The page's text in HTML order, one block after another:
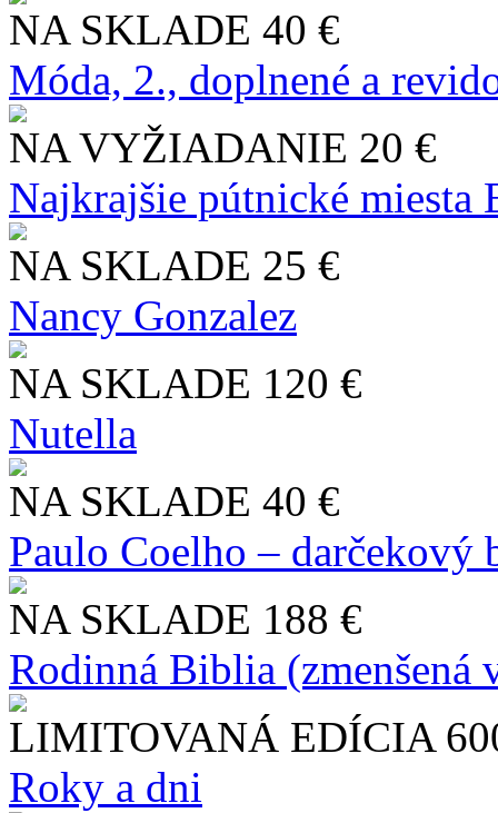
NA SKLADE 40 €
Móda, 2., doplnené a
NA VYŽIADANIE 20 €
Najkrajšie pútnické miesta
NA SKLADE 25 €
Nancy Gonzalez
NA SKLADE 120 €
Nutella
NA SKLADE 40 €
Paulo Coelho – darčekový
NA SKLADE 188 €
Rodinná Biblia (zmenšená
LIMITOVANÁ EDÍCIA
Roky a dni